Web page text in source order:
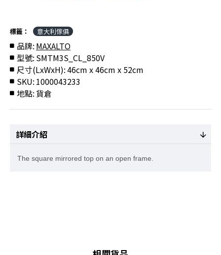
標籤： 意大利傢俱
品牌: MAXALTO
型號: SMTM3S_CL_850V
尺寸(LxWxH):46cm x 46cm x 52cm
SKU: 1000043233
地點:貨倉
詳細介紹
The square mirrored top on an open frame.